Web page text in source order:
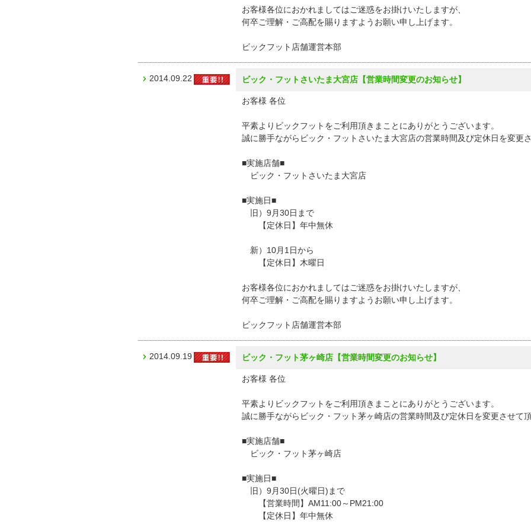
お客様各位におかれましてはご迷惑をお掛けいたしますが、
何卒ご理解・ご高配を賜りますようお願い申し上げます。
ビックフット店舗運営本部
2014.09.22 ビック・フットさいたま大宮店【営業時間変更のお知らせ】
お客様 各位
平素よりビックフットをご利用頂きまことにありがとうございます。
誠に勝手ながらビック・フットさいたま大宮店の営業時間及び定休日を変更さ
■実施店舗■
ビック・フットさいたま大宮店
■実施日■
旧）9月30日まで
【定休日】年中無休
新）10月1日から
【定休日】木曜日
お客様各位におかれましてはご迷惑をお掛けいたしますが、
何卒ご理解・ご高配を賜りますようお願い申し上げます。
ビックフット店舗運営本部
2014.09.19 ビック・フット茅ヶ崎店【営業時間変更のお知らせ】
お客様 各位
平素よりビックフットをご利用頂きまことにありがとうございます。
誠に勝手ながらビック・フット茅ヶ崎店の営業時間及び定休日を変更させて頂
■実施店舗■
ビック・フット茅ヶ崎店
■実施日■
旧）9月30日(火曜日)まで
【営業時間】AM11:00～PM21:00
【定休日】年中無休